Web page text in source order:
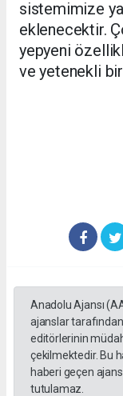
sistemimize
eklenecektir.
yepyeni
ve yetenekli
Anadolu Ajansı
ajanslar
editörlerinin
çekilmektedir. Bu
haberi geçen
tutulamaz.